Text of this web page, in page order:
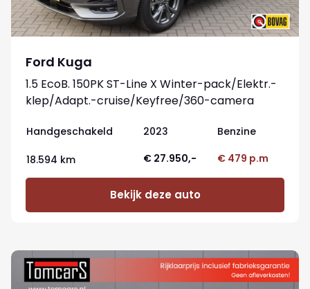
Ford Kuga
1.5 EcoB. 150PK ST-Line X Winter-pack/Elektr.-
klep/Adapt.-cruise/Keyfree/360-camera
Handgeschakeld 2023 Benzine
18.594 km € 27.950,- € 479 p.m
Bekijk deze auto